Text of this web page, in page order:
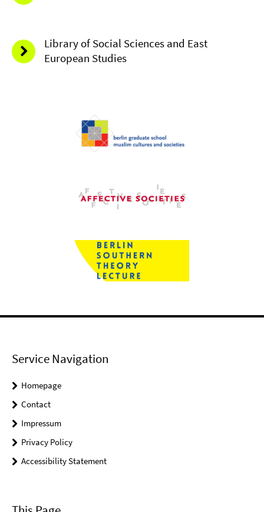
Library of Social Sciences and East
European Studies
Service Navigation
Homepage
Contact
Impressum
Privacy Policy
Accessibility Statement